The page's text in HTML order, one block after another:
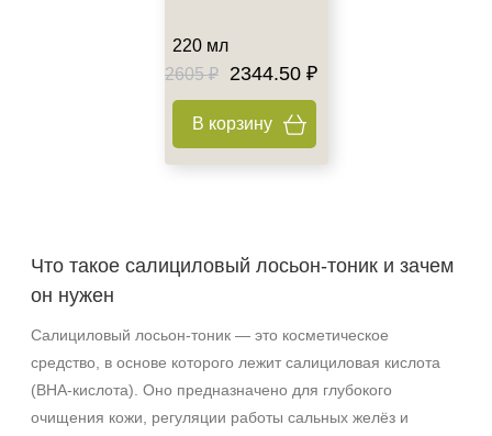
Гиалуроновая кислота
Время применения
Вечер
220 мл
2605 ₽
2344.50 ₽
В корзину
Что такое салициловый лосьон‑тоник и зачем
он нужен
Салициловый лосьон‑тоник — это косметическое
средство, в основе которого лежит салициловая кислота
(BHA-кислота). Оно предназначено для глубокого
очищения кожи, регуляции работы сальных желёз и